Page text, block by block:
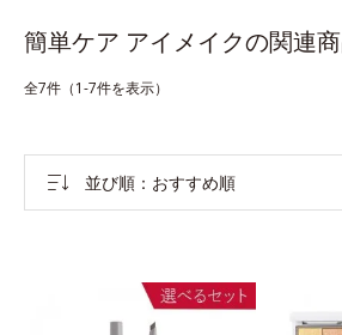
簡単ケア アイメイクの関連
全7件（1-7件を表示）
並び順 おすすめ順